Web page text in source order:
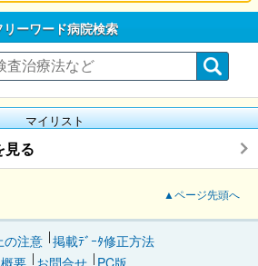
リーワード病院検索
マイリスト
見る
▲ページ先頭へ
の注意 掲載ﾃﾞｰﾀ修正方法
要
お問合せ PC版